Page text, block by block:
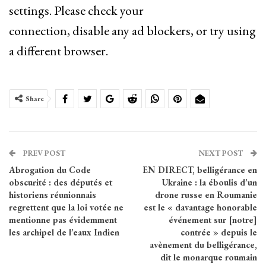
settings. Please check your
connection, disable any ad blockers, or try using
a different browser.
Share
PREV POST
Abrogation du Code
obscurité : des députés et
historiens réunionnais
regrettent que la loi votée ne
mentionne pas évidemment
les archipel de l’eaux Indien
NEXT POST
EN DIRECT, belligérance en
Ukraine : la éboulis d’un
drone russe en Roumanie
est le « davantage honorable
événement sur [notre]
contrée » depuis le
avènement du belligérance,
dit le monarque roumain